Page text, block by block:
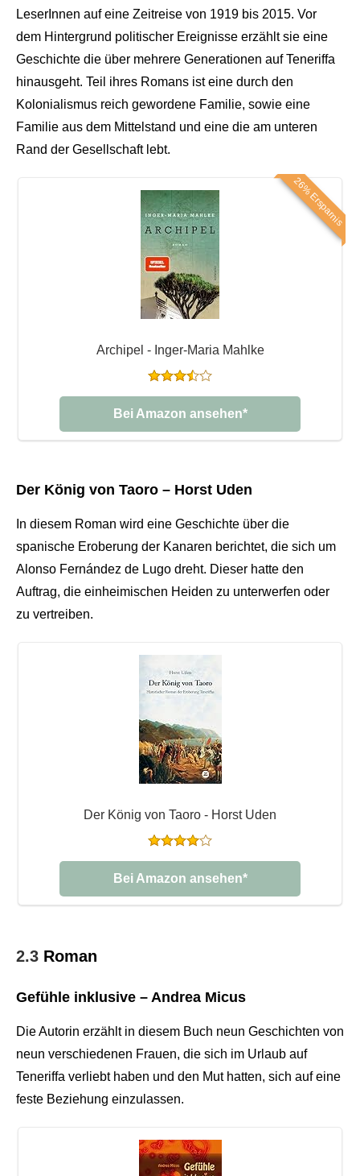
LeserInnen auf eine Zeitreise von 1919 bis 2015. Vor
dem Hintergrund politischer Ereignisse erzählt sie eine
Geschichte die über mehrere Generationen auf Teneriffa
hinausgeht. Teil ihres Romans ist eine durch den
Kolonialismus reich gewordene Familie, sowie eine
Familie aus dem Mittelstand und eine die am unteren
Rand der Gesellschaft lebt.
26% Ersparnis
Archipel - Inger-Maria Mahlke
Bei Amazon ansehen*
Der König von Taoro – Horst Uden
In diesem Roman wird eine Geschichte über die
spanische Eroberung der Kanaren berichtet, die sich um
Alonso Fernández de Lugo dreht. Dieser hatte den
Auftrag, die einheimischen Heiden zu unterwerfen oder
zu vertreiben.
Der König von Taoro - Horst Uden
Bei Amazon ansehen*
2.3 Roman
Gefühle inklusive – Andrea Micus
Die Autorin erzählt in diesem Buch neun Geschichten von
neun verschiedenen Frauen, die sich im Urlaub auf
Teneriffa verliebt haben und den Mut hatten, sich auf eine
feste Beziehung einzulassen.